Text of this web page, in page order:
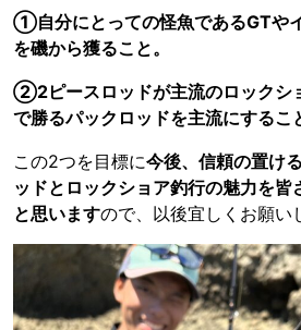
①自分にとっての怪魚であるGTや
を磯から獲ること。
②2ピースロッドが主流のロックシ
で勝るパックロッドを主流にするこ
この2つを目標に今後、信頼の置け
ッドとロックショア釣行の魅力を皆
と思いますので、以後宜しくお願い